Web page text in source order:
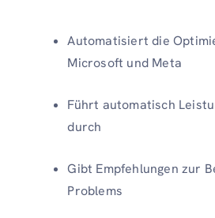
Automatisiert die
Microsoft und Meta
Führt automatisch
durch
Gibt Empfehlungen zur
Problems